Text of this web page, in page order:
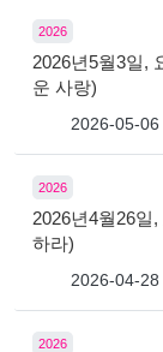
2026
2026년5월3일,
운 사랑)
2026-05-06
2026
2026년4월26일
하라)
2026-04-28
2026